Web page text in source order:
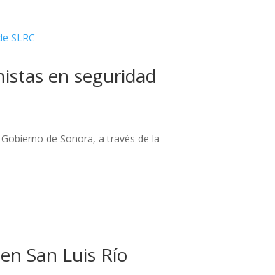
en seguridad
de Sonora, a través de la
San Luis Río